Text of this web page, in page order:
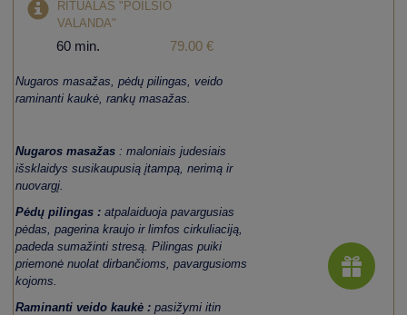
RITUALAS "POILSIO
VALANDA"
60 min. 79.00 €
Nugaros masažas, pėdų pilingas, veido
raminanti kaukė, rankų masažas.
Nugaros masažas : maloniais judesiais
išsklaidys susikaupusią įtampą, nerimą ir
nuovargį.
Pėdų pilingas : atpalaiduoja pavargusias
pėdas, pagerina kraujo ir limfos cirkuliaciją,
padeda sumažinti stresą. Pilingas puiki
priemonė nuolat dirbančioms, pavargusioms
kojoms.
Raminanti veido kaukė : pasižymi itin